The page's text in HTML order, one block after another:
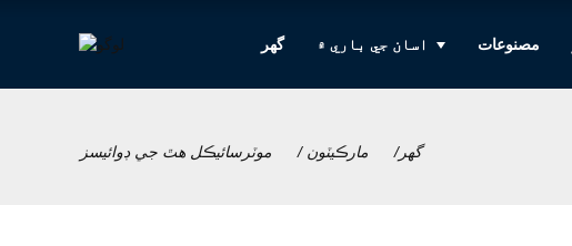
گهر اسان جي باري ۾ مصنوعات
گهر مارڪيٽون موٽرسائيڪل هٿ جي ڊوائيسز